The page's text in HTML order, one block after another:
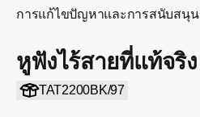
การแก้ไขปัญหาและการสนับสนุน
หูฟังไร้สายที่แท้จริง
TAT2200BK/97